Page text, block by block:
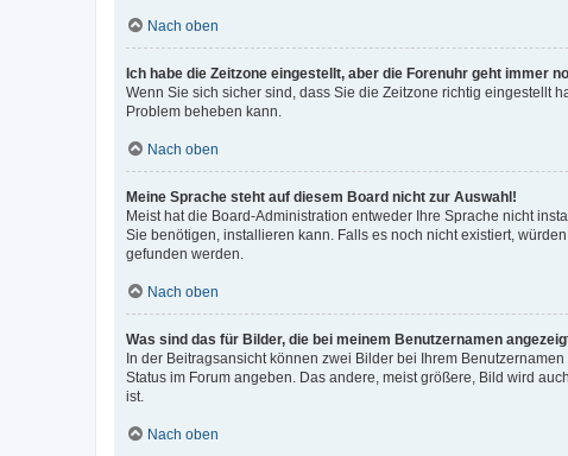
Nach oben
Ich habe die Zeitzone eingestellt, aber die Forenuhr geht immer
Wenn Sie sich sicher sind, dass Sie die Zeitzone richtig eingestellt
Problem beheben kann.
Nach oben
Meine Sprache steht auf diesem Board nicht zur Auswahl!
Meist hat die Board-Administration entweder Ihre Sprache nicht
Sie benötigen, installieren kann. Falls es noch nicht existiert,
gefunden werden.
Nach oben
Was sind das für Bilder, die bei meinem Benutzernamen
In der Beitragsansicht können zwei Bilder bei Ihrem
Status im Forum angeben. Das andere, meist größere, Bild wird
ist.
Nach oben